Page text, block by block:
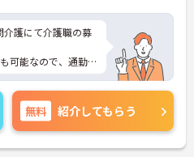
介護にて介護職の募
可能なので、通勤
フバランスが叶い
イントなど、さら
軽にご相談くださ
無料 紹介してもらう